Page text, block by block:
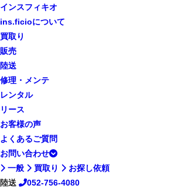
インスフィキオ
ins.ficioについて
買取り
販売
陸送
修理・メンテ
レンタル
リース
お客様の声
よくあるご質問
お問い合わせ
一般
買取り
お探し依頼
陸送
052-756-4080